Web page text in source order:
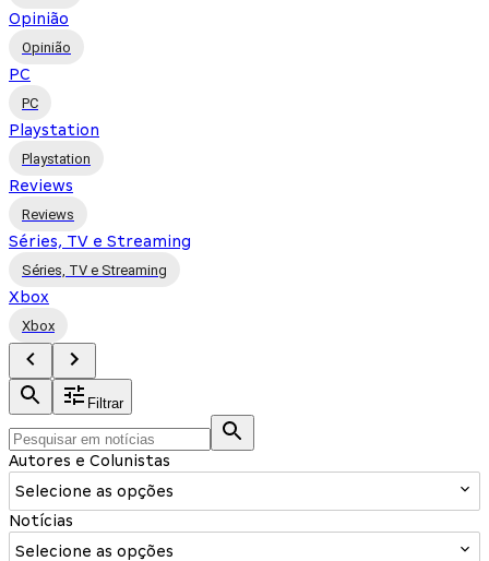
Opinião
Opinião
PC
PC
Playstation
Playstation
Reviews
Reviews
Séries, TV e Streaming
Séries, TV e Streaming
Xbox
Xbox
Filtrar
Autores e Colunistas
Selecione as opções
Notícias
Selecione as opções